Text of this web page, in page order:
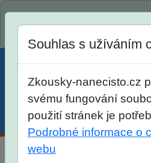
Menu Účet Košík
Souhlas s užíváním
Zkousky-nanecisto.cz
svému fungování
použití stránek je
Podrobné informace o
webu